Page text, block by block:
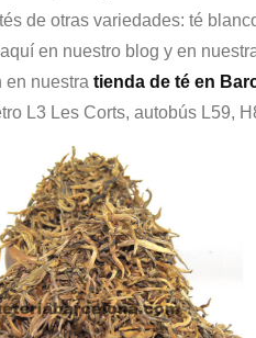
de otras variedades: té
en nuestro blog y en
en nuestra tienda de té en
L3 Les Corts, autobús L59,